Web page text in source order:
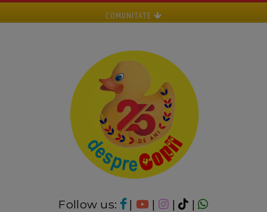
COMUNITATE
Follow us: | | |
|